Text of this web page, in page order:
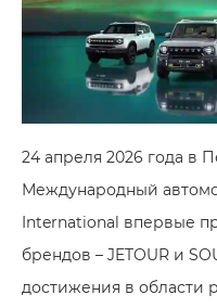
24 апреля 2026 года в
Международный
International впервые
брендов – JETOUR и
достижения в области